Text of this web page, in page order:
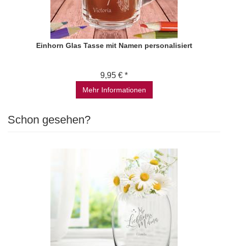
Einhorn Glas Tasse mit Namen personalisiert
9,95 € *
Mehr Informationen
Schon gesehen?